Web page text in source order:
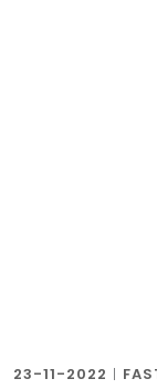
23-11-2022 |